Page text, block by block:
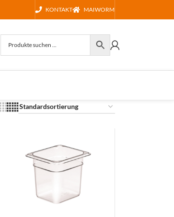
KONTAKT MAIWORM